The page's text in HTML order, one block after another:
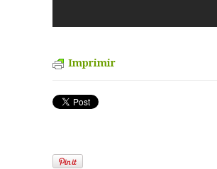
Imprimir